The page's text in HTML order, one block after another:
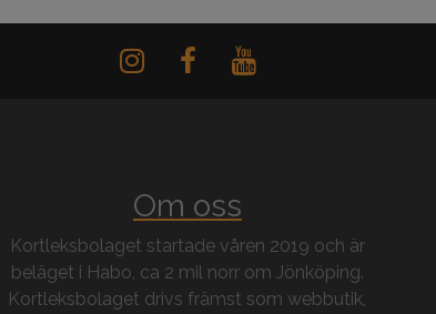
Om oss
Kortleksbolaget startade våren 2019 och är
beläget i Habo, ca 2 mil norr om Jönköping.
Kortleksbolaget drivs främst som webbutik,